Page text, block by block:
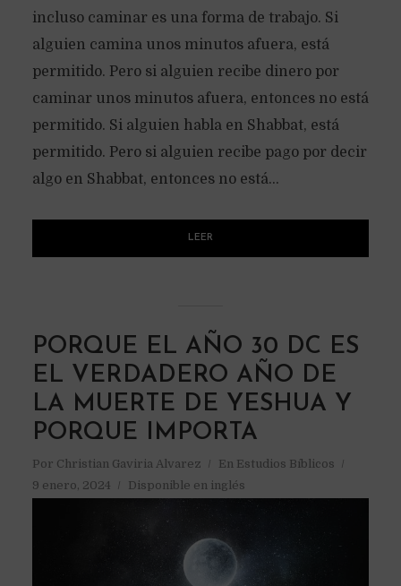
incluso caminar es una forma de trabajo. Si
alguien camina unos minutos afuera, está
permitido. Pero si alguien recibe dinero por
caminar unos minutos afuera, entonces no está
permitido. Si alguien habla en Shabbat, está
permitido. Pero si alguien recibe pago por decir
algo en Shabbat, entonces no está...
LEER
PORQUE EL AÑO 30 DC ES
EL VERDADERO AÑO DE
LA MUERTE DE YESHUA Y
PORQUE IMPORTA
Por Christian Gaviria Alvarez En Estudios Bíblicos
9 enero, 2024
Disponible en inglés